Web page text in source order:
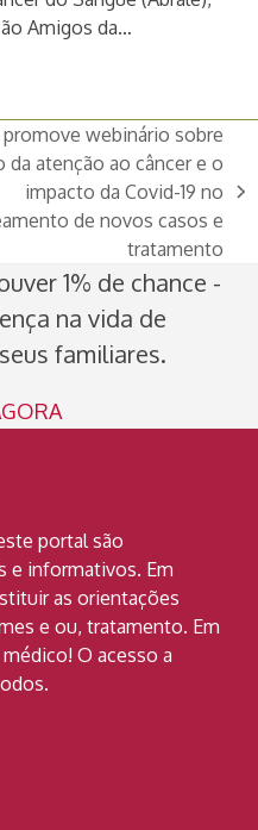
Amigos da…
promove webinário sobre
da atenção ao câncer e o
impacto da Covid-19 no
de novos casos e
tratamento
1% de chance -
na vida de
familiares.
portal são
e informativos. Em
as orientações
e ou, tratamento. Em
O acesso a